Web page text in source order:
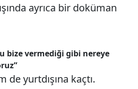
ayrıca bir doküman
bize vermediği gibi nereye
yurtdışına kaçtı.